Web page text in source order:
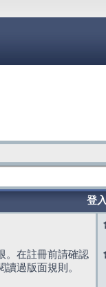
登入
。在註冊前請確認
過版面規則。